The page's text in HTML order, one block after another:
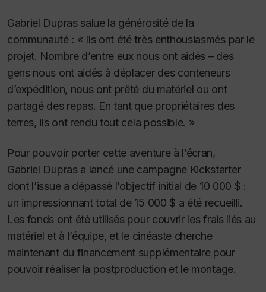
Gabriel Dupras salue la générosité de la
communauté : « Ils ont été très enthousiasmés par le
projet. Nombre d’entre eux nous ont aidés – des
gens nous ont aidés à déplacer des conteneurs
d’expédition, nous ont prêté du matériel ou ont
partagé des repas. En tant que propriétaires des
terres, ils ont rendu tout cela possible. »
Pour pouvoir porter cette aventure à l’écran,
Gabriel Dupras a lancé une campagne Kickstarter
dont l’issue a dépassé l’objectif initial de 10 000 $ :
un impressionnant total de 15 000 $ a été recueilli.
Les fonds ont été utilisés pour couvrir les frais liés au
matériel et à l’équipe, et le cinéaste cherche
maintenant du financement supplémentaire pour
pouvoir réaliser la postproduction et le montage.